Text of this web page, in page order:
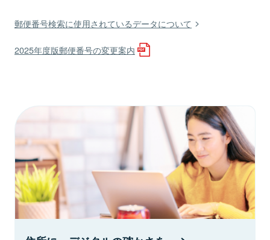
郵便番号検索に使用されているデータについて
2025年度版郵便番号の変更案内